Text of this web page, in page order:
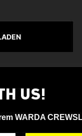
US!
WARDA